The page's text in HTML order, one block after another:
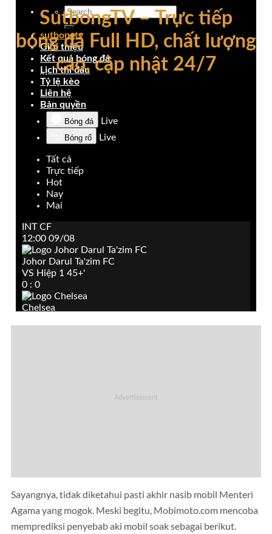
Sayangnya, tidak diketahui pasti akhir nasib mobil Menteri
Agama yang mogok. Meski begitu, Mobimoto.com mencoba
memprediksi penyebab aki mobil soak sebagai berikut.